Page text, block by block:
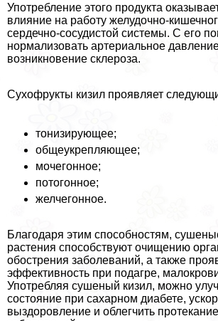
Употрeбление этого продукта
влияние на работу желудочно-
сердечно-сосудистой системы. С его
нормализовать артериальное
возникновение склероза.
Сухофрукты кизил проявляет
тонизирующее;
общеукрепляющее;
мочегонное;
потогонное;
желчегонное.
Благодаря этим способностям,
растения способствуют очищению
обострения заболеваний, а также
эффективность при подагре,
Употрeбляя сушеный кизил, можно
состояние при сахарном диабете,
выздоровление и облегчить